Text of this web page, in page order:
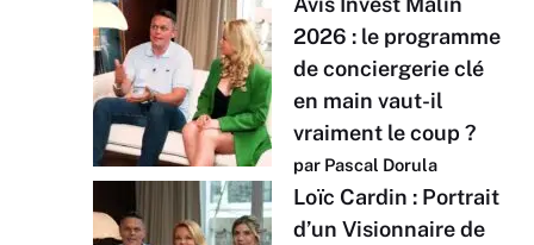
2026 : le programme
de conciergerie clé
en main vaut-il
vraiment le coup ?
par Pascal Dorula
Loïc Cardin : Portrait
d’un Visionnaire de